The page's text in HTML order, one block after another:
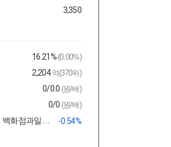
3,350
16.21% (0.00%)
2,204 억(370위)
0/0.0 (원/배)
0/0 (원/배)
백화점과일반상점 -0.54%